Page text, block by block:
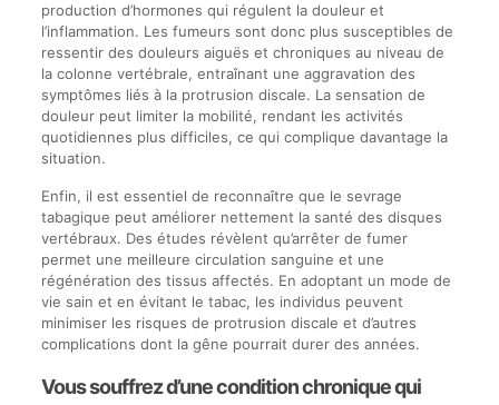
production d’hormones qui régulent la douleur et
l’inflammation. Les fumeurs sont donc plus susceptibles de
ressentir des douleurs aiguës et chroniques au niveau de
la colonne vertébrale, entraînant une aggravation des
symptômes liés à la protrusion discale. La sensation de
douleur peut limiter la mobilité, rendant les activités
quotidiennes plus difficiles, ce qui complique davantage la
situation.
Enfin, il est essentiel de reconnaître que le sevrage
tabagique peut améliorer nettement la santé des disques
vertébraux. Des études révèlent qu’arrêter de fumer
permet une meilleure circulation sanguine et une
régénération des tissus affectés. En adoptant un mode de
vie sain et en évitant le tabac, les individus peuvent
minimiser les risques de protrusion discale et d’autres
complications dont la gêne pourrait durer des années.
Vous souffrez d’une condition chronique qui